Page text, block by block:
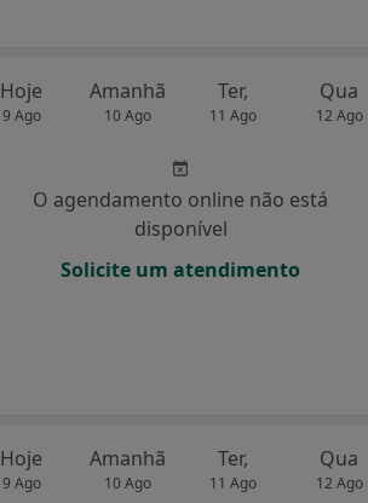
Hoje
9 Ago
Amanhã
10 Ago
Ter,
11 Ago
Qua
12 Ago
O agendamento online não está
disponível
Solicite um atendimento
Hoje
9 Ago
Amanhã
10 Ago
Ter,
11 Ago
Qua
12 Ago